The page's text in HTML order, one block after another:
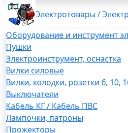
Электротовары /
Оборудование и инструмент
Пушки
Электроинструмент, оснастка
Вилки силовые
Вилки, колодки, розетки 6, 10,
Выключатели
Кабель КГ / Кабель ПВС
Лампочки, патроны
Прожекторы